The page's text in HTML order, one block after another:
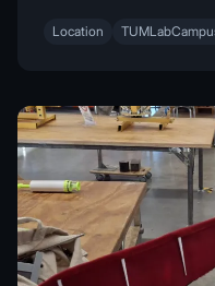
Location